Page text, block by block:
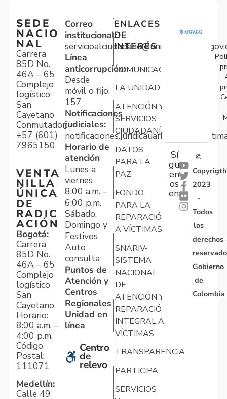
SEDE
NACIO
NAL
Carrera
85D No.
46A – 65
Complejo
logístico
San
Cayetano
Conmutador:
+57 (601)
7965150
VENTA
NILLA
ÚNICA
DE
RADIC
ACIÓN
Bogotá:
Carrera
85D No.
46A – 65
Complejo
logístico
San
Cayetano
Horario:
8:00 a.m. –
4:00 p.m.
Código
Postal:
111071
Medellín:
Calle 49
Correo
institucional:
Línea
anticorrupción:
Desde
móvil o fijo:
157
Notificaciones
judiciales:
Horario de
atención
Lunes a
viernes
8:00 a.m. –
6:00 p.m.
Sábado,
Domingo y
Festivos
Auto
consulta
Puntos de
Atención y
Centros
Regionales
Unidad en
línea
Centro
de
relevo
ENLACES
DE
INTERÉS
COMUNICACIONES
LA UNIDAD
ATENCIÓN Y
SERVICIOS
CIUDADANÍA
DATOS
PARA LA
PAZ
FONDO
PARA LA
REPARACIÓN
A VÍCTIMAS
SNARIV-
SISTEMA
NACIONAL
DE
ATENCIÓN Y
REPARACIÓN
INTEGRAL A
VÍCTIMAS
TRANSPARENCIA
PARTICIPA
SERVICIOS
Sí
gu
en
os
en:
©
Copyrigth
2023
-
Todos
los
derechos
Gobierno
de
Colombia